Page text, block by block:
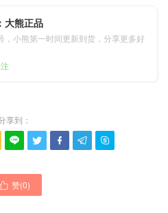
大熊正品
，小熊第一时间更新到货，分享更多好
享到：
    
 赞(0)